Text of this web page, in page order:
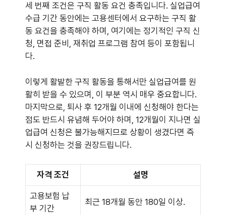
세 번째 조건은 구직 활동 요건 충족입니다. 실업급여
수급 기간 동안에는 고용센터에서 요구하는 구직 활
동 요건을 충족해야 하며, 여기에는 정기적인 구직 신
청, 면접 준비, 재취업 프로그램 참여 등이 포함됩니
다.
이렇게 활발한 구직 활동을 통해서만 실업급여를 원
활히 받을 수 있으며, 이 부분 역시 매우 중요합니다.
마지막으로, 퇴사 후 12개월 이내에 신청해야 한다는
점도 반드시 유념해 두어야 하며, 12개월이 지나면 실
업급여 신청은 불가능해지므로 상황이 생겼다면 즉
시 신청하는 것을 권장드립니다.
자격 조건 설명
고용보험 납
부 기간
최근 18개월 동안 180일 이상.